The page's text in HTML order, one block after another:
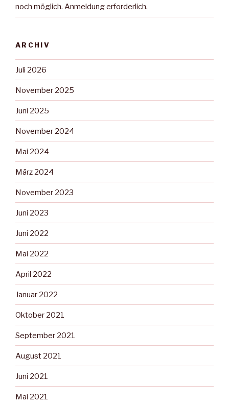
noch möglich. Anmeldung erforderlich.
ARCHIV
Juli 2026
November 2025
Juni 2025
November 2024
Mai 2024
März 2024
November 2023
Juni 2023
Juni 2022
Mai 2022
April 2022
Januar 2022
Oktober 2021
September 2021
August 2021
Juni 2021
Mai 2021